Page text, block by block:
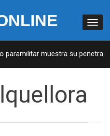
muestra su